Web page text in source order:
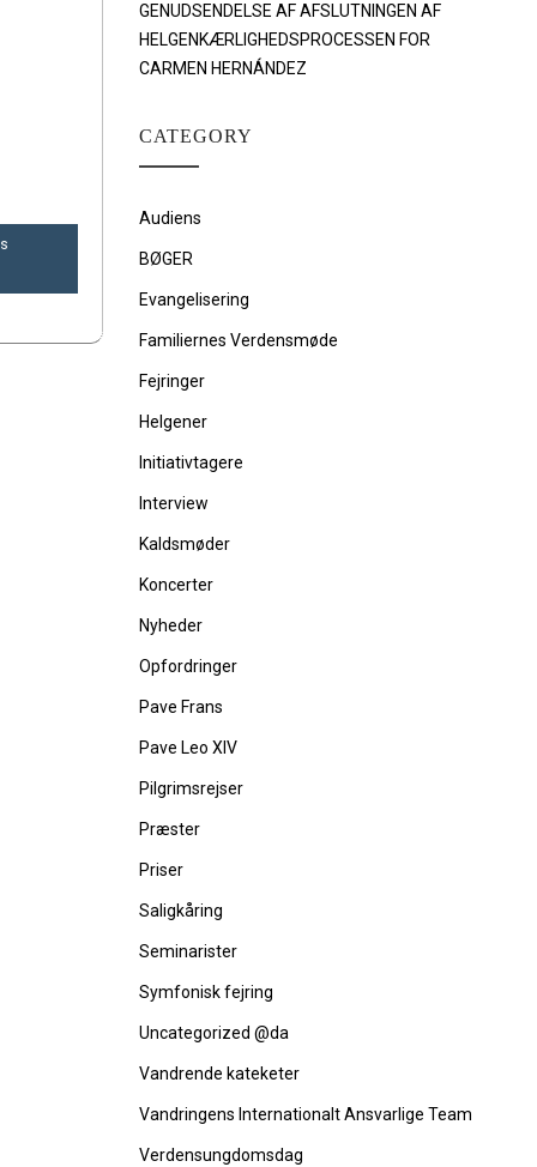
GENUDSENDELSE AF AFSLUTNINGEN AF
HELGENKÆRLIGHEDSPROCESSEN FOR
CARMEN HERNÁNDEZ
CATEGORY
Audiens
BØGER
Evangelisering
Familiernes Verdensmøde
Fejringer
Helgener
Initiativtagere
Interview
Kaldsmøder
Koncerter
Nyheder
Opfordringer
Pave Frans
Pave Leo XIV
Pilgrimsrejser
Præster
Priser
Saligkåring
Seminarister
Symfonisk fejring
Uncategorized @da
Vandrende kateketer
Vandringens Internationalt Ansvarlige Team
Verdensungdomsdag